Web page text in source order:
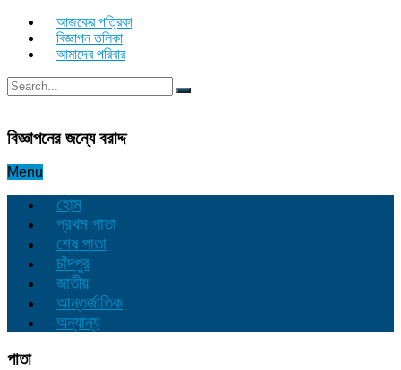
আজকের পত্রিকা
বিজ্ঞাপন তলিকা
আমাদের পরিবার
বিজ্ঞাপনের জন্যে বরাদ্দ
Menu
হোম
প্রথম পাতা
শেষ পাতা
চাঁদপুর
জাতীয়
আন্তর্জাতিক
অন্যান্য
পাতা